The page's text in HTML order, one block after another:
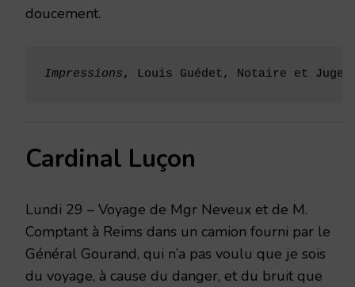
doucement.
Impressions, Louis Guédet, Notaire et
Cardinal Luçon
Lundi 29 – Voyage de Mgr Neveux et de M.
Comptant à Reims dans un camion fourni par le
Général Gourand, qui n’a pas voulu que je sois
du voyage, à cause du danger, et du bruit que